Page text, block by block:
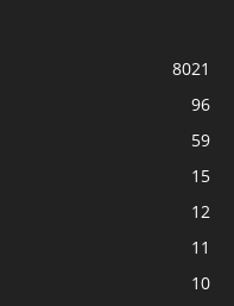
8021
96
59
15
12
11
10